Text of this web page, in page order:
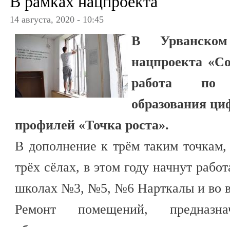
14 августа, 2020 - 10:45
В
нацпроекта
работа по
образования
профилей «Точка роста».
В дополнение к трём таким
трёх сёлах, в этом году начнут
школах №3, №5, №6 Нарткалы и во
Ремонт помещений,